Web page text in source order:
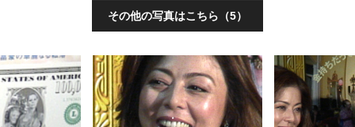
その他の写真はこちら（5）